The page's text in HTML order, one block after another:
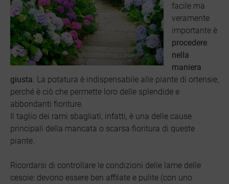
facile ma
veramente
importante è
procedere
nella
maniera
giusta. La potatura è indispensabile alle piante di ortensie,
perché è ciò che permette loro delle splendide e
abbondanti fioriture.
Il taglio dei rami sbagliati, infatti, è una delle cause
principali della mancata o scarsa fioritura di queste
piante.
Ricordarsi di controllare le condizioni delle lame delle
cesoie: devono essere ben affilate e pulite (con uno